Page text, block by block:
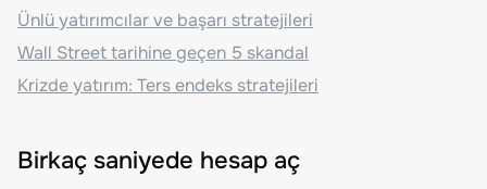
Ünlü yatırımcılar ve başarı stratejileri
Wall Street tarihine geçen 5 skandal
Krizde yatırım: Ters endeks stratejileri
Birkaç saniyede hesap aç